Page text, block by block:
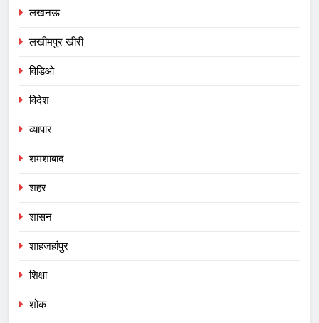
लखनऊ
लखीमपुर खीरी
विडिओ
विदेश
व्यापार
शमशाबाद
शहर
शासन
शाहजहांपुर
शिक्षा
शोक